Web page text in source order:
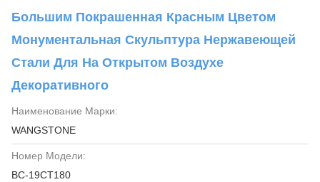
Большим Покрашенная Красным Цветом
Монументальная Скульптура Нержавеющей
Стали Для На Открытом Воздухе
Декоративного
Наименование Марки:
WANGSTONE
Номер Модели:
ВС-19СТ180